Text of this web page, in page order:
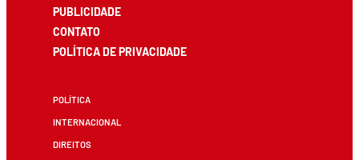
PUBLICIDADE
CONTATO
POLÍTICA DE PRIVACIDADE
POLÍTICA
INTERNACIONAL
DIREITOS